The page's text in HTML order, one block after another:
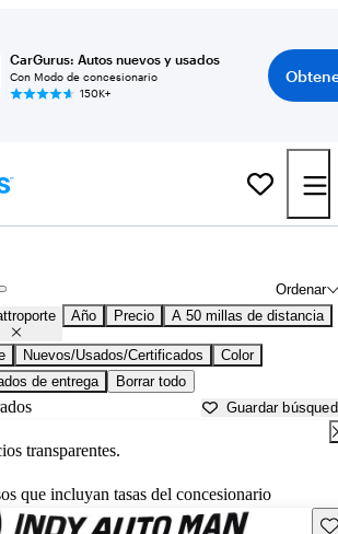
CarGurus: Autos nuevos y usados
Con Modo de concesionario
150K+
Ordenar
Año Precio A 50 millas de distancia
Nuevos/Usados/Certificados
Color
de entrega
Borrar todo
Guardar
transparentes.
que incluyan tasas del concesionario